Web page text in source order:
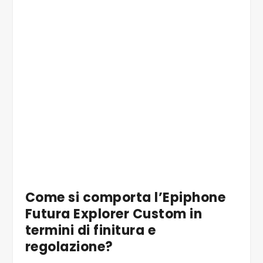
Come si comporta l’Epiphone
Futura Explorer Custom in
termini di finitura e
regolazione?